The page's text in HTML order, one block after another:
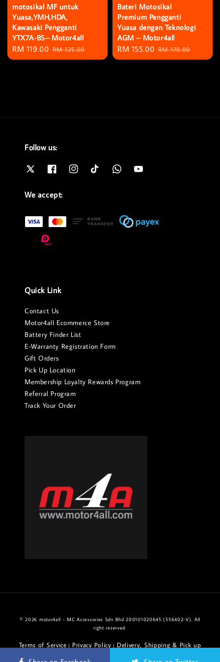
motosikal MF untuk
Yuasa,YMH,HDA,
Kawasaki Pengganti
YTX7A-BS– Motor4all
Sale
price
RM 119.00 Regular
price
RM 125.00
Bateri Motosikal
Premium Pengganti
Yuasa dengan Teknologi
AGM – Motor4all
Sale
price
RM 155.00 Regular
price
RM 170.00
Follow us:
We accept:
Quick Link
Contact Us
Motor4all Ecommerce Store
Battery Finder List
E-Warranty Registration Form
Gift Orders
Pick Up Location
Membership Loyalty Rewards Program
Referral Program
Track Your Order
© 2026 motor4all - MC Accessories Sdn Bhd 200101020645 (556402-V). All
right reserved.
Terms of Service | Privacy Policy | Delivery, Shipping & Pick up